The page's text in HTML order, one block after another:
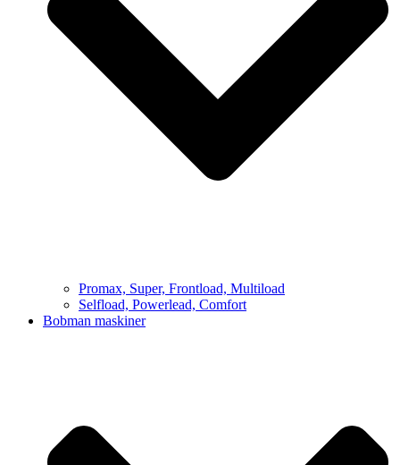
Promax, Super, Frontload, Multiload
Selfload, Powerlead, Comfort
Bobman maskiner